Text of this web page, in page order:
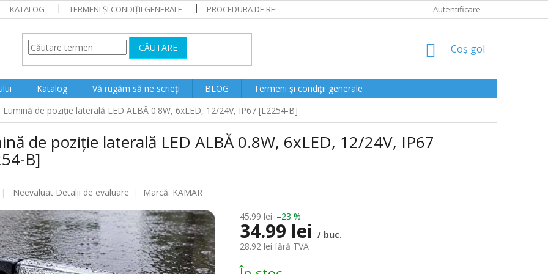
KATALOG TERMENI ȘI CONDIȚII GENERALE PROCEDURA DE RECLAMAȚII Autentificare
CĂUTARE
COŞ
CUMPĂRĂTURI
Coş gol
Katalog Vă rugăm să ne scrieți BLOG
Termeni și condiții generale
Lumină de poziție laterală LED ALBĂ 0.8W, 6xLED, 12/24V, IP67 [L2254-B]
de poziție laterală LED ALBĂ 0.8W, 6xLED, 12/24V, IP67
B]
Evaluarea
a
produsului
este
0.0
din
Neevaluat Detalii de evaluare Marcă: KAMAR
45.99 lei –23 %
34.99 lei / buc.
28.92 lei fără TVA
Evaluare